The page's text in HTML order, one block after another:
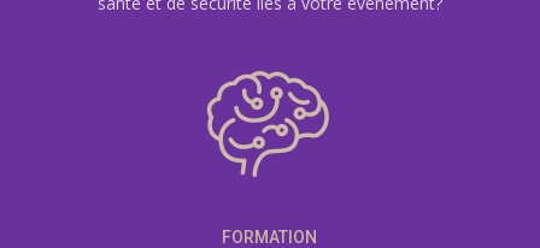
FORMATION